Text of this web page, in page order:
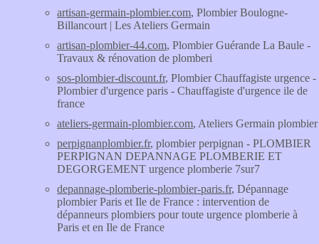
artisan-germain-plombier.com, Plombier Boulogne-
Billancourt | Les Ateliers Germain
artisan-plombier-44.com, Plombier Guérande La Baule -
Travaux & rénovation de plomberi
sos-plombier-discount.fr, Plombier Chauffagiste urgence -
Plombier d'urgence paris - Chauffagiste d'urgence ile de
france
ateliers-germain-plombier.com, Ateliers Germain plombier
perpignanplombier.fr, plombier perpignan - PLOMBIER
PERPIGNAN DEPANNAGE PLOMBERIE ET
DEGORGEMENT urgence plomberie 7sur7
depannage-plomberie-plombier-paris.fr, Dépannage
plombier Paris et Ile de France : intervention de
dépanneurs plombiers pour toute urgence plomberie à
Paris et en Ile de France